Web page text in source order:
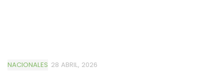
NACIONALES 28 ABRIL, 2026